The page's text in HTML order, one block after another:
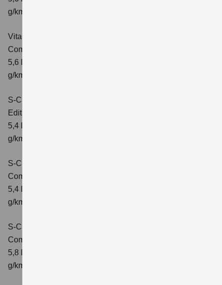
g/km; CO₂-Klasse: D
Vitara 1.5 DUALJET HYBRID ALLGRIP AGS
Comfort+
5,6 l/100km; kombinierter Wert der CO₂-Emission: 127
g/km; CO₂-Klasse: D
S-Cross 1.4 BOOSTERJET HYBRID
Edition
5,4 l/100 km; kombinierter Wert der CO2-Emission: 121
g/km; CO2-Klasse: D
S-Cross 1.4 BOOSTERJET HYBRID
Comfort
5,4 l/100 km; kombinierter Wert der CO2-Emission: 121
g/km; CO2-Klasse: D
S-Cross 1.4 BOOSTERJET HYBRID AT
Comfort
5,8 l/100 km; kombinierter Wert der CO2-Emission: 132
g/km; CO2-Klasse: D